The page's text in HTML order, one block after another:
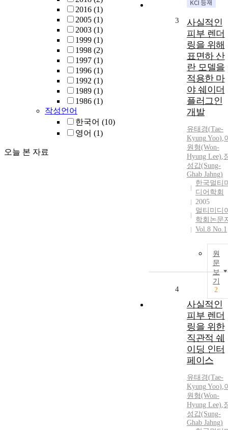
2016 (1)
2005 (1)
2003 (1)
1999 (1)
1998 (2)
1997 (1)
1996 (1)
1992 (1)
1989 (1)
1986 (1)
작성언어
한국어 (10)
영어 (1)
오늘 본 자료
3
사실적인
피부 렌더
링을 위해
표면하 산
란 모델을
적용한 마
야 쉐이더
플러그인
개발
유태경(Tae-
Kyung Yoo),
원형(Won-
Hyung Lee),
성갑(Sung-
Ghab Jahng)
한국멀티
디어학회
2005
멀티미디
학회논문
Vol.8 No.1
원
문
보
기
2
4
사실적인
피부 렌더
링을 위한
직관적 쉐
이딩 인터
페이스
유태경(Tae-
Kyung Yoo),
원형(Won-
Hyung Lee),
성갑(Sung-
Ghab Jahng)